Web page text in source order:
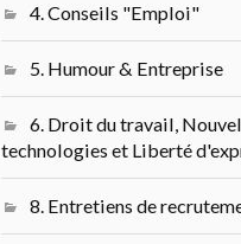
4. Conseils "Emploi"
5. Humour & Entreprise
6. Droit du travail,
technologies et Liberté
8. Entretiens de